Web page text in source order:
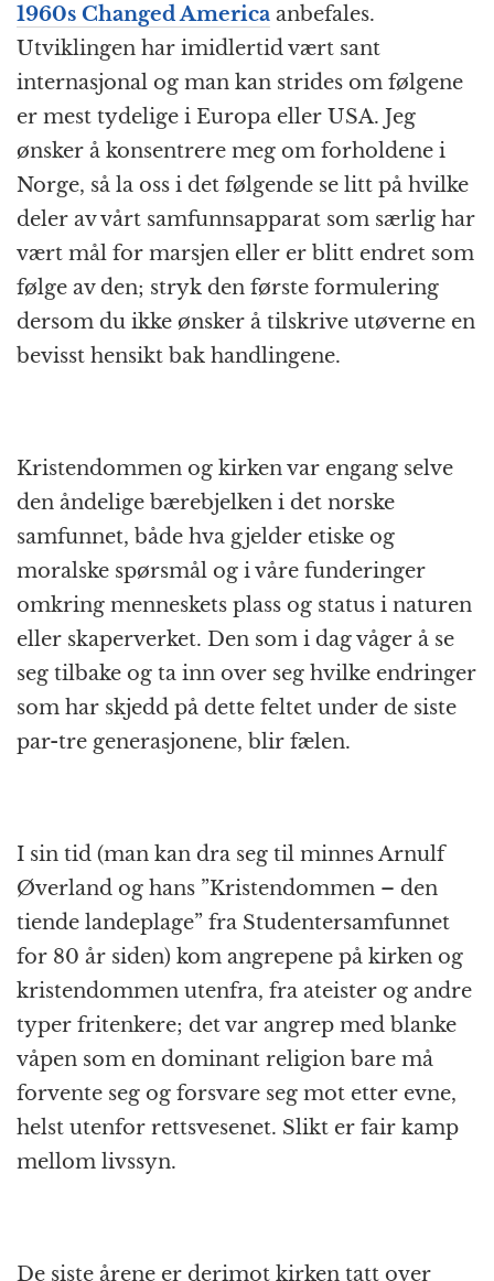
1960s Changed America anbefales.
Utviklingen har imidlertid vært sant
internasjonal og man kan strides om følgene
er mest tydelige i Europa eller USA. Jeg
ønsker å konsentrere meg om forholdene i
Norge, så la oss i det følgende se litt på hvilke
deler av vårt samfunnsapparat som særlig har
vært mål for marsjen eller er blitt endret som
følge av den; stryk den første formulering
dersom du ikke ønsker å tilskrive utøverne en
bevisst hensikt bak handlingene.
Kristendommen og kirken var engang selve
den åndelige bærebjelken i det norske
samfunnet, både hva gjelder etiske og
moralske spørsmål og i våre funderinger
omkring menneskets plass og status i naturen
eller skaperverket. Den som i dag våger å se
seg tilbake og ta inn over seg hvilke endringer
som har skjedd på dette feltet under de siste
par-tre generasjonene, blir fælen.
I sin tid (man kan dra seg til minnes Arnulf
Øverland og hans ”Kristendommen – den
tiende landeplage” fra Studentersamfunnet
for 80 år siden) kom angrepene på kirken og
kristendommen utenfra, fra ateister og andre
typer fritenkere; det var angrep med blanke
våpen som en dominant religion bare må
forvente seg og forsvare seg mot etter evne,
helst utenfor rettsvesenet. Slikt er fair kamp
mellom livssyn.
De siste årene er derimot kirken tatt over